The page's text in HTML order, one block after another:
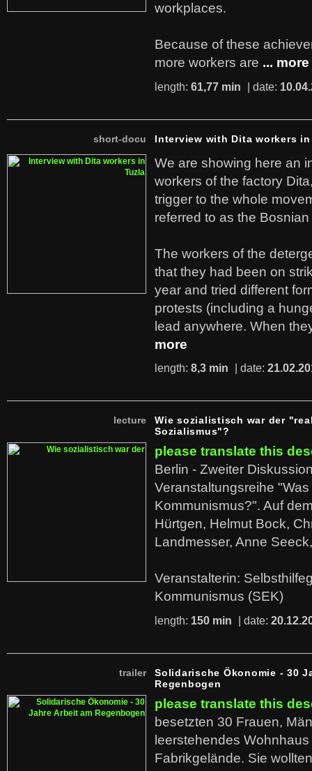
workplaces.
Because of these
more workers are ... more
length: 61,77 min | date:
short-docu Interview with Dita workers in
We are showing here an
workers of the factory
trigger to the whole
referred to as the
The workers of the
that they had been on
year and tried different
protests (including a
lead anywhere. When
more
length: 8,3 min | date:
lecture
Wie sozialistisch war der
Sozialismus"?
please translate this
Berlin - Zweiter
Veranstaltungsreihe "Was
Kommunismus?". Auf
Hürtgen, Helmut Bock,
Landmesser, Anne
Veranstalterin:
Kommunismus (SEK)
length: 150 min | date:
trailer
Solidarische Ökonomie - 30
Regenbogen
please translate this
besetzten 30 Frauen,
leerstehendes
Fabrikgelände. Sie